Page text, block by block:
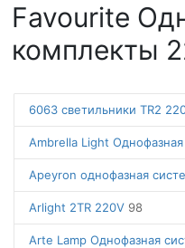
Favourite
комплекты
6063 светильники TR2
Ambrella Light
Apeyron однофазная
Arlight 2TR 220V 98
Arte Lamp Однофазная